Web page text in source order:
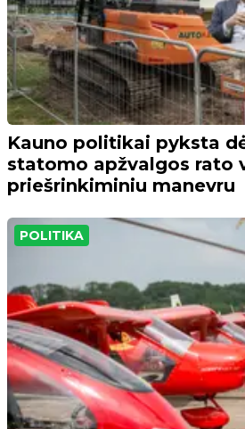
Kauno politikai pyksta
statomo apžvalgos rato
priešrinkiminiu manevru
POLITIKA